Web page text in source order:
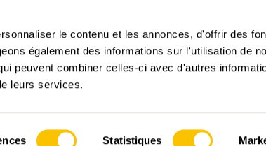
le contenu et les annonces, d'offrir des
également des informations sur l'utilisation de
peuvent combiner celles-ci avec d'autres
leurs services.
Statistiques